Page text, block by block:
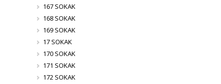
167 SOKAK
168 SOKAK
169 SOKAK
17 SOKAK
170 SOKAK
171 SOKAK
172 SOKAK